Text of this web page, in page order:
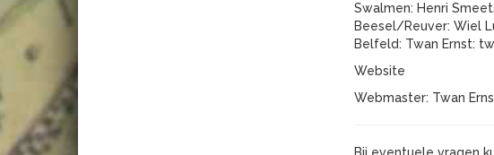
Swalmen: Henri
Beesel/Reuver: Wiel
Belfeld: Twan Ernst:
Website
Webmaster: Twan